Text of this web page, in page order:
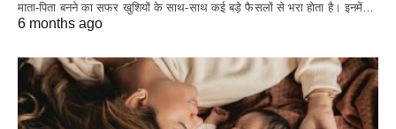
माता-पिता बनने का सफर खुशियों के साथ-साथ कई बड़े फैसलों से भरा होता है। इनमें…
6 months ago